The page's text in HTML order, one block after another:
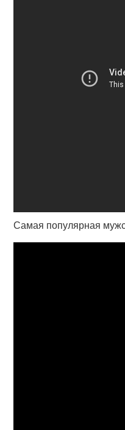
Самая популярная